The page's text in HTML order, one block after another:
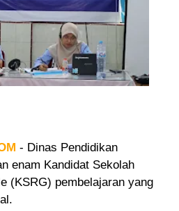
- Dinas Pendidikan
enam Kandidat Sekolah
(KSRG) pembelajaran yang